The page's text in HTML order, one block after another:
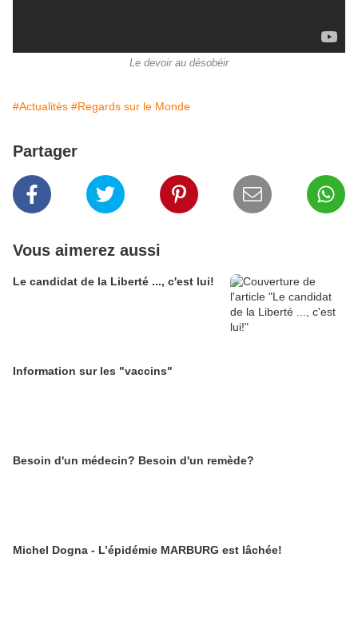
Le devoir au désobéir
#Actualités #Regards sur le Monde
Partager
Vous aimerez aussi
Le candidat de la Liberté ..., c'est lui!
Information sur les "vaccins"
Besoin d'un médecin? Besoin d'un remède?
Michel Dogna - L’épidémie MARBURG est lâchée!